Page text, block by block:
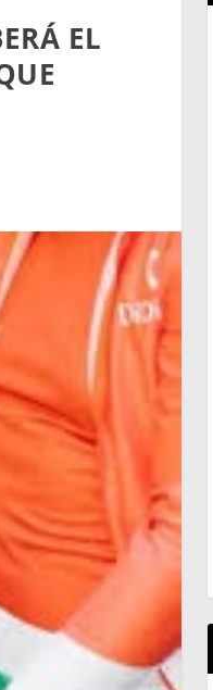
EL